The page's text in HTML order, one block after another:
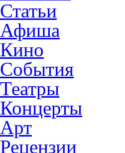
Статьи
Афиша
Кино
События
Театры
Концерты
Арт
Рецензии